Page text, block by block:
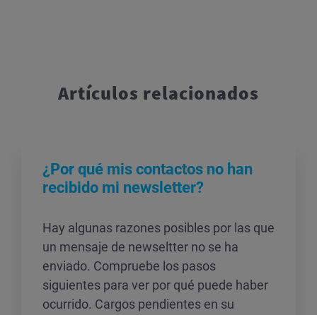
Artículos relacionados
¿Por qué mis contactos no han
recibido mi newsletter?
Hay algunas razones posibles por las que
un mensaje de newseltter no se ha
enviado. Compruebe los pasos
siguientes para ver por qué puede haber
ocurrido. Cargos pendientes en su